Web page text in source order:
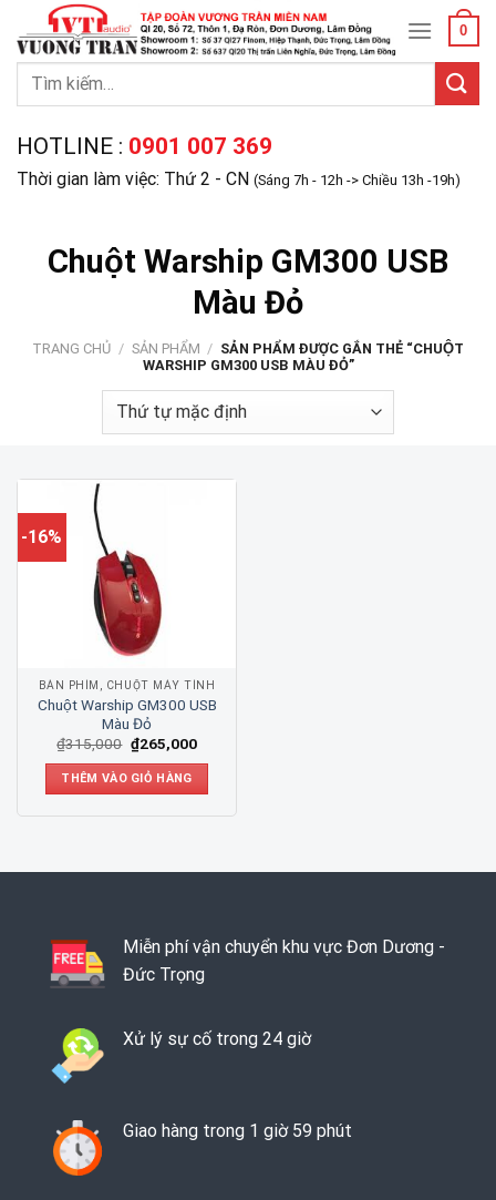
content
0
Tìm
HOTLINE : 0901 007 369
Thời gian làm việc: Thứ 2 - CN (Sáng 7h - 12h -> Chiều 13h -19h)
Chuột Warship GM300 USB
Màu Đỏ
TRANG CHỦ / SẢN PHẨM / SẢN PHẨM ĐƯỢC GẮN THẺ “CHUỘT
WARSHIP GM300 USB MÀU ĐỎ”
-16%
BÀN PHÍM, CHUỘT MÁY TÍNH
Chuột Warship GM300 USB
Màu Đỏ
₫315,000 ₫265,000
THÊM VÀO GIỎ HÀNG
Miễn phí vận chuyển khu vực Đơn Dương -
Đức Trọng
Xử lý sự cố trong 24 giờ
Giao hàng trong 1 giờ 59 phút